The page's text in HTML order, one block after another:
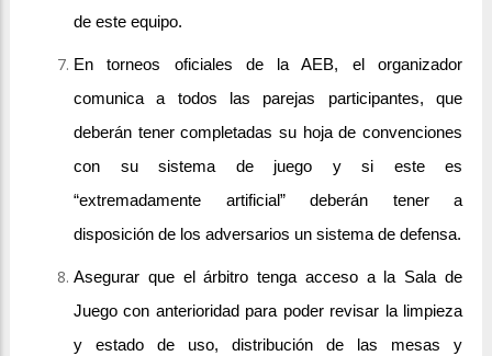
de este equipo.
En torneos oficiales de la AEB, el organizador
comunica a todos las parejas participantes, que
deberán tener completadas su hoja de convenciones
con su sistema de juego y si este es
“extremadamente artificial” deberán tener a
disposición de los adversarios un sistema de defensa.
Asegurar que el árbitro tenga acceso a la Sala de
Juego con anterioridad para poder revisar la limpieza
y estado de uso, distribución de las mesas y